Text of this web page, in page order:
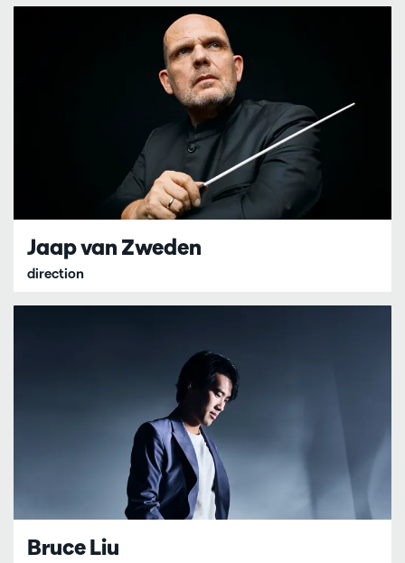
Jaap van Zweden
direction
Bruce Liu